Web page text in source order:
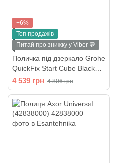
−6%
Топ продажів
Питай про знижку у Viber 💬
Поличка під дзеркало Grohe
QuickFix Start Cube Black
411092430
4 539 грн 4 806 грн